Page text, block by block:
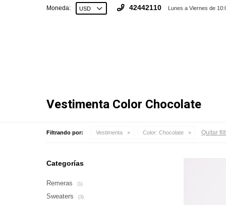
42442110 Lunes a Viernes de
Moneda:
Vestimenta Color Chocolate
Filtrando por: Vestimenta Color: Chocolate Quitar
Categorías
Remeras (1)
Sweaters (3)